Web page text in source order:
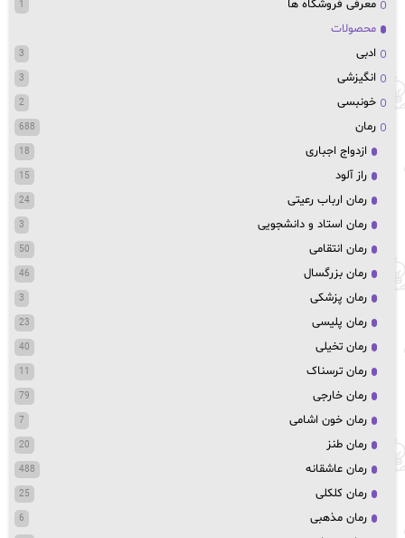
معرفی فروشگاه ها 1
محصولات
ادبی
3
انگیزشی 3
خونبسی 2
رمان 688
ازدواج اجباری 18
راز آلود 15
رمان ارباب رعیتی 24
رمان استاد و دانشجویی 3
رمان انتقامی 50
رمان بزرگسال 46
رمان پزشکی 3
رمان پلیسی 23
رمان تخیلی 40
رمان ترسناک 11
رمان خارجی 79
رمان خون اشامی 7
رمان طنز 20
رمان عاشقانه 488
رمان کلکلی 25
رمان مذهبی 6